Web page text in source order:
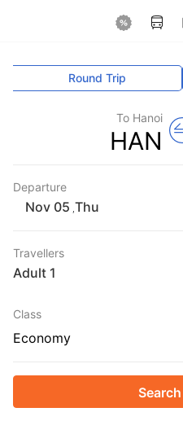
Round Trip
To Hanoi
HAN
Departure
Thu
Travellers
1 Adult
Class
Economy